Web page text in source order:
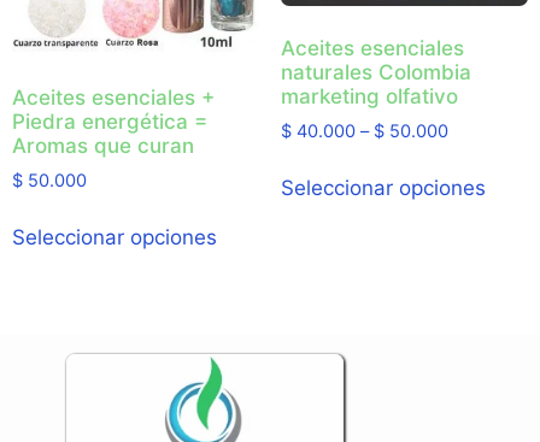
Aceites esenciales +
Piedra energética =
Aromas que curan
$ 50.000
Seleccionar opciones
Aceites esenciales
naturales Colombia
marketing olfativo
$40.000– $50.000
Seleccionar opciones